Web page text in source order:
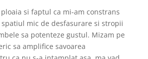
si faptul ca mi-am constrans
mic de desfasurare si stropii
sa potenteze gustul. Mizam pe
sa amplifice savoarea